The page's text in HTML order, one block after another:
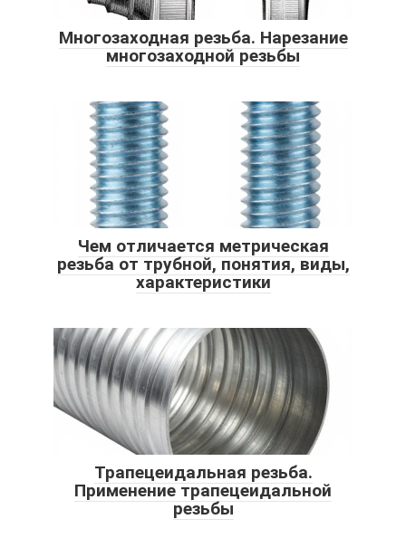
Многозаходная резьба. Нарезание
многозаходной резьбы
Чем отличается метрическая
резьба от трубной, понятия, виды,
характеристики
Трапецеидальная резьба.
Применение трапецеидальной
резьбы